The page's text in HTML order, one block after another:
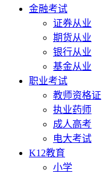
金融考试
证券从业
期货从业
银行从业
基金从业
职业考试
教师资格证
执业药师
成人高考
电大考试
K12教育
小学